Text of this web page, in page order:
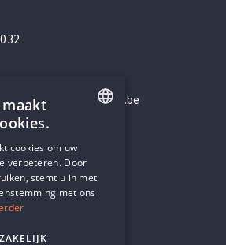
32
4
2000
DUTCH
cookies om uw
verbeteren. Door
stemt u in met
met ons